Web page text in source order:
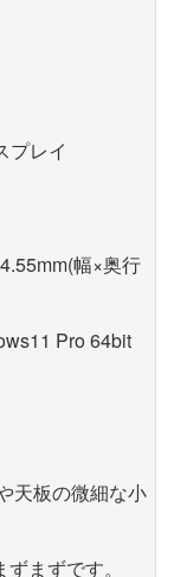
プレイ
幅×奥行
Pro 64bit
天板の微細な小
まずです。